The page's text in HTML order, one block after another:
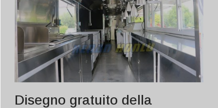
Disegno gratuito della